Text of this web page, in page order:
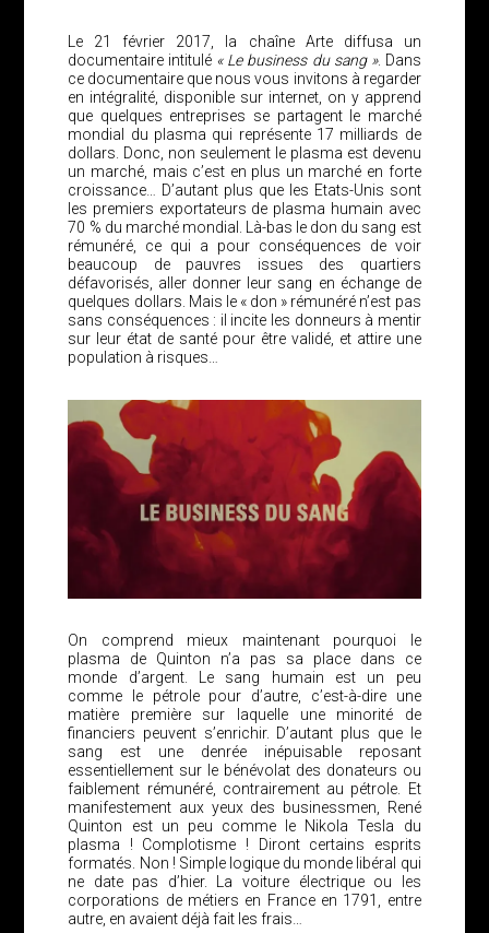
Le 21 février 2017, la chaîne Arte diffusa un
documentaire intitulé « Le business du sang ». Dans
ce documentaire que nous vous invitons à regarder
en intégralité, disponible sur internet, on y apprend
que quelques entreprises se partagent le marché
mondial du plasma qui représente 17 milliards de
dollars. Donc, non seulement le plasma est devenu
un marché, mais c’est en plus un marché en forte
croissance… D’autant plus que les Etats-Unis sont
les premiers exportateurs de plasma humain avec
70 % du marché mondial. Là-bas le don du sang est
rémunéré, ce qui a pour conséquences de voir
beaucoup de pauvres issues des quartiers
défavorisés, aller donner leur sang en échange de
quelques dollars. Mais le « don » rémunéré n’est pas
sans conséquences : il incite les donneurs à mentir
sur leur état de santé pour être validé, et attire une
population à risques…
On comprend mieux maintenant pourquoi le
plasma de Quinton n’a pas sa place dans ce
monde d’argent. Le sang humain est un peu
comme le pétrole pour d’autre, c’est-à-dire une
matière première sur laquelle une minorité de
financiers peuvent s’enrichir. D’autant plus que le
sang est une denrée inépuisable reposant
essentiellement sur le bénévolat des donateurs ou
faiblement rémunéré, contrairement au pétrole. Et
manifestement aux yeux des businessmen, René
Quinton est un peu comme le Nikola Tesla du
plasma ! Complotisme ! Diront certains esprits
formatés. Non ! Simple logique du monde libéral qui
ne date pas d’hier. La voiture électrique ou les
corporations de métiers en France en 1791, entre
autre, en avaient déjà fait les frais…